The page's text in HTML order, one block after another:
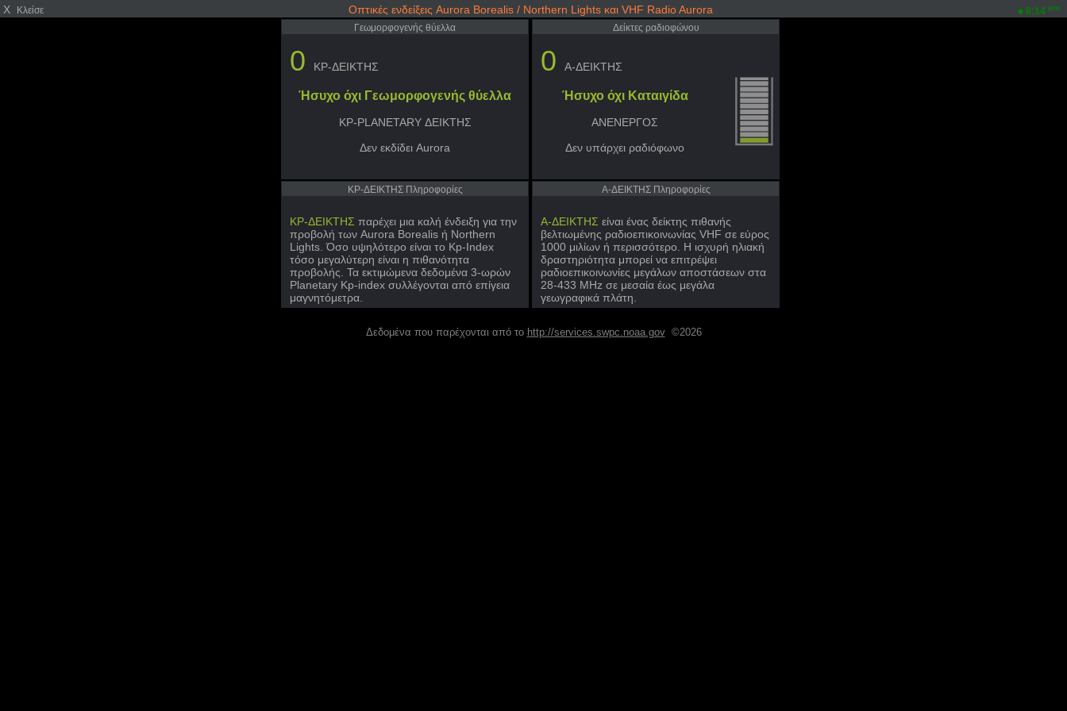
X Κλείσε Οπτικές ενδείξεις Aurora Borealis / Northern Lights και VHF Radio Aurora 8:14 am
Γεωμορφογενής θύελλα
0 KP-ΔΕΙΚΤΗΣ
Ήσυχο όχι Γεωμορφογενής θύελλα
KP-PLANETARY ΔΕΙΚΤΗΣ
Δεν εκδίδει Aurora
Δείκτες ραδιοφώνου
0 A-ΔΕΙΚΤΗΣ
Ήσυχο όχι Καταιγίδα
ΑΝΕΝΕΡΓΟΣ
Δεν υπάρχει ραδιόφωνο
KP-ΔΕΙΚΤΗΣ Πληροφορίες
KP-ΔΕΙΚΤΗΣ παρέχει μια καλή ένδειξη για την
προβολή των Aurora Borealis ή Northern
Lights. Όσο υψηλότερο είναι το Kp-Index
τόσο μεγαλύτερη είναι η πιθανότητα
προβολής. Τα εκτιμώμενα δεδομένα 3-ωρών
Planetary Kp-index συλλέγονται από επίγεια
μαγνητόμετρα.
A-ΔΕΙΚΤΗΣ Πληροφορίες
A-ΔΕΙΚΤΗΣ είναι ένας δείκτης πιθανής
βελτιωμένης ραδιοεπικοινωνίας VHF σε εύρος
1000 μιλίων ή περισσότερο. Η ισχυρή ηλιακή
δραστηριότητα μπορεί να επιτρέψει
ραδιοεπικοινωνίες μεγάλων αποστάσεων στα
28-433 MHz σε μεσαία έως μεγάλα
γεωγραφικά πλάτη.
Δεδομένα που παρέχονται από το http://services.swpc.noaa.gov©2026